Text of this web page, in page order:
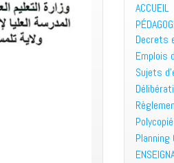
ACCUEIL
Decrets
Emplois
Sujets
Planning